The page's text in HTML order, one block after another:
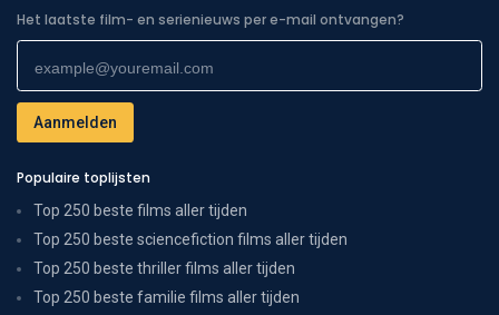
Het laatste film- en serienieuws per e-mail ontvangen?
Populaire toplijsten
Top 250 beste films aller tijden
Top 250 beste sciencefiction films aller tijden
Top 250 beste thriller films aller tijden
Top 250 beste familie films aller tijden